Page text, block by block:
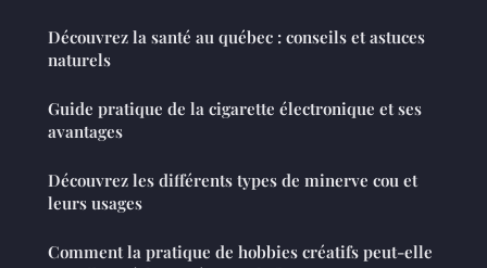
Découvrez la santé au québec : conseils et astuces
naturels
Guide pratique de la cigarette électronique et ses
avantages
Découvrez les différents types de minerve cou et
leurs usages
Comment la pratique de hobbies créatifs peut-elle